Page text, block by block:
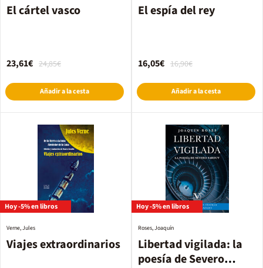
El cártel vasco
24,85€
23,61€
Añadir a la cesta
El espía del rey
16,90€
16,05€
Añadir a la cesta
Hoy -5% en libros
Viajes extraordinarios
Verne, Jules
Hoy -5% en libros
Libertad vigilada: la
poesía de Severo
Roses, Joaquín